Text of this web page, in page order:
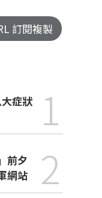
訂閱複製
1
前夕
網站
2